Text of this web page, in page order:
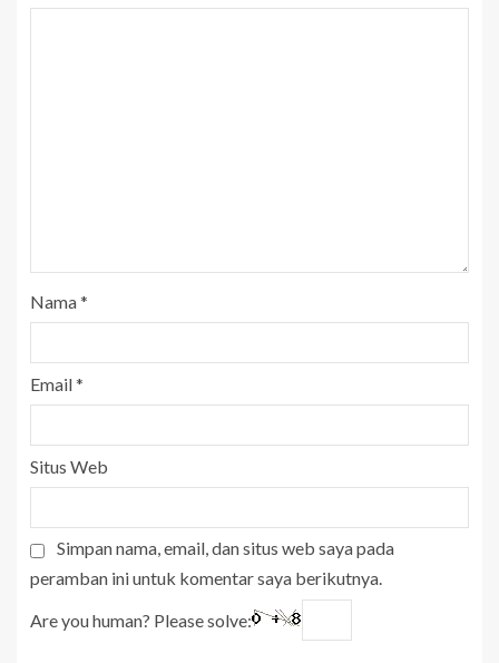
Nama*
Email*
Situs Web
Simpan nama, email, dan situs web saya pada
peramban ini untuk komentar saya berikutnya.
Are you human? Please solve: